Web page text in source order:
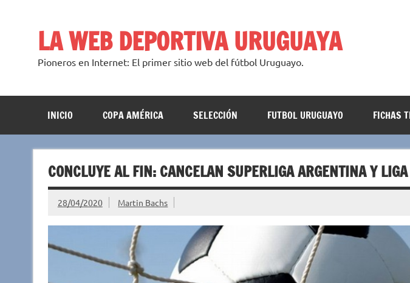
LA WEB DEPORTIVA URUGUAYA
Pioneros en Internet: El primer sitio web del fútbol Uruguayo.
INICIO COPA AMÉRICA SELECCIÓN FUTBOL URUGUAYO FICHAS
CONCLUYE AL FIN: CANCELAN SUPERLIGA ARGENTINA Y
28/04/2020 Martin Bachs